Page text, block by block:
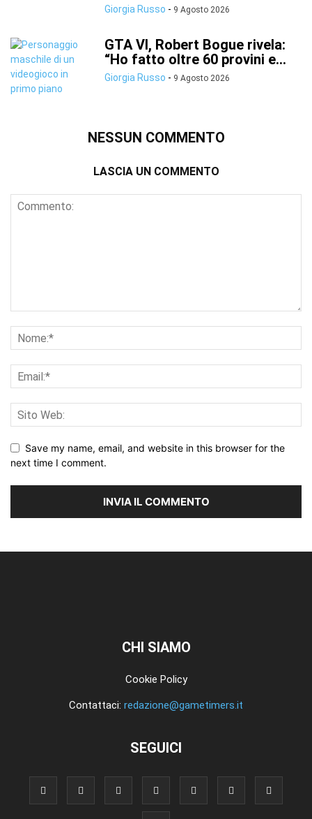
Giorgia Russo - 9 Agosto 2026
GTA VI, Robert Bogue rivela:
“Ho fatto oltre 60 provini e...
Giorgia Russo - 9 Agosto 2026
NESSUN COMMENTO
LASCIA UN COMMENTO
Save my name, email, and website in this browser for the
next time I comment.
CHI SIAMO
Cookie Policy
Contattaci: redazione@gametimers.it
SEGUICI